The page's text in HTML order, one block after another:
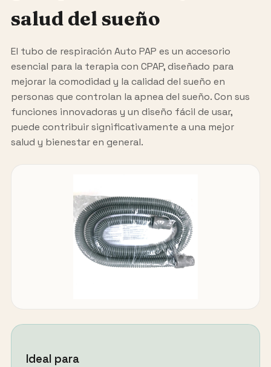
salud del sueño
El tubo de respiración Auto PAP es un accesorio
esencial para la terapia con CPAP, diseñado para
mejorar la comodidad y la calidad del sueño en
personas que controlan la apnea del sueño. Con sus
funciones innovadoras y un diseño fácil de usar,
puede contribuir significativamente a una mejor
salud y bienestar en general.
Ideal para